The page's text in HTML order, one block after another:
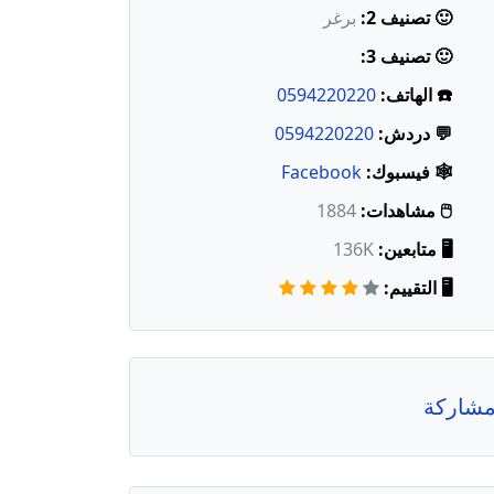
🙂 تصنيف 2:
برغر
🙂 تصنيف 3:
☎️ الهاتف: 0594220220
💬 دردش: 0594220220
🕸️ فيسبوك: Facebook
🖱️ مشاهدات: 1884
🖥️ متابعين: 136K
🖥️ التقييم: